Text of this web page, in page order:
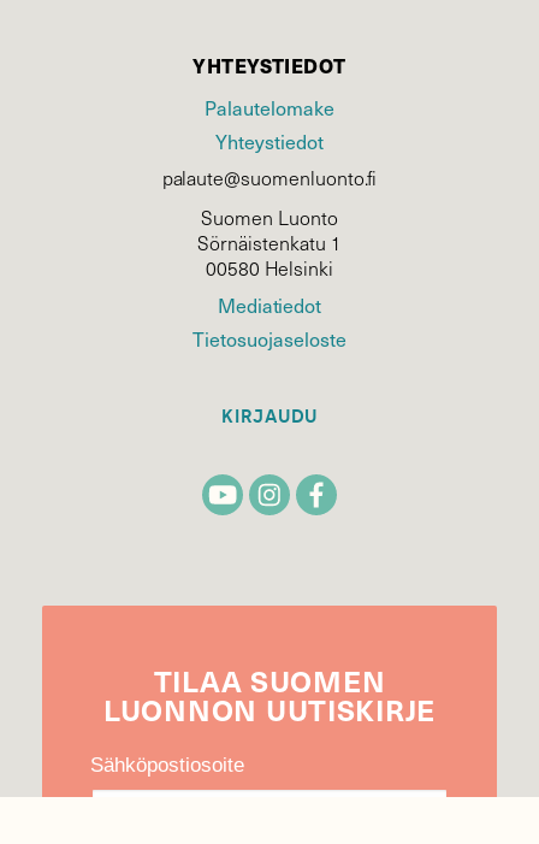
YHTEYSTIEDOT
Palautelomake
Yhteystiedot
palaute@suomenluonto.fi
Suomen Luonto
Sörnäistenkatu 1
00580 Helsinki
Mediatiedot
Tietosuojaseloste
KIRJAUDU
TILAA SUOMEN
LUONNON UUTIS­KIRJE
Sähköpostiosoite